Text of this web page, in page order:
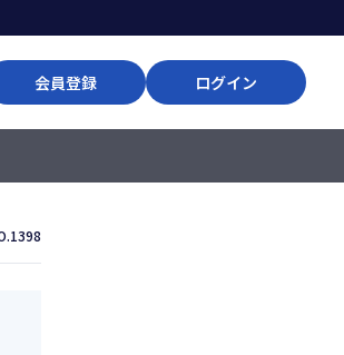
会員登録 ログイン